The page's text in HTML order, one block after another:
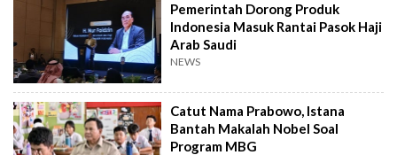
Pemerintah Dorong Produk
Indonesia Masuk Rantai Pasok Haji
Arab Saudi
NEWS
Catut Nama Prabowo, Istana
Bantah Makalah Nobel Soal
Program MBG